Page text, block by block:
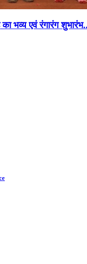
का भव्य एवं रंगारंग